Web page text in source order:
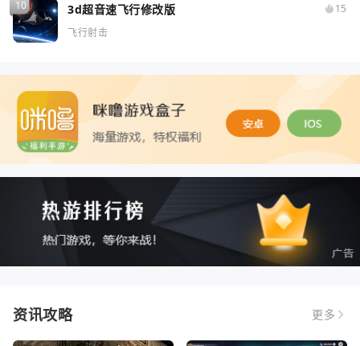
3d超音速飞行修改版
15
飞行射击
资讯攻略 更多